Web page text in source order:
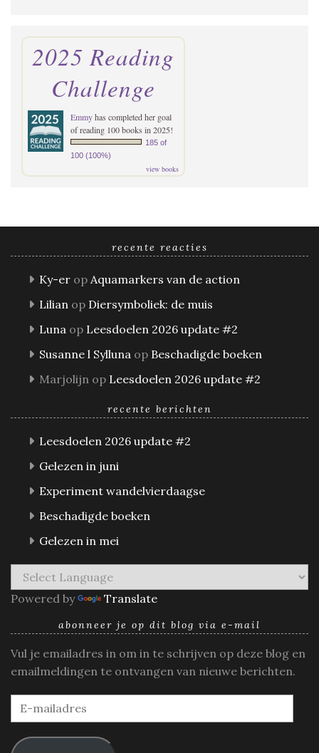
2025 Reading
Challenge
Emmyhas completed her goal
of reading 100 books in 2025!
185 of
100 (100%)
view books
recente reacties
Ky-er op Aquamarkers van de action
Lilian op Diersymboliek: de muis
Luna op Leesdoelen 2026 update #2
Susanne l Sylluna op Beschadigde boeken
Marjolijn op Leesdoelen 2026 update #2
recente berichten
Leesdoelen 2026 update #2
Gelezen in juni
Experiment wandelvierdaagse
Beschadigde boeken
Gelezen in mei
Powered by Translate
abonneer je op dit blog via e-mail
Vul je emailadres in om in te schrijven op deze blog en
emailmeldingen te ontvangen van nieuwe berichten.
E-
mailadres